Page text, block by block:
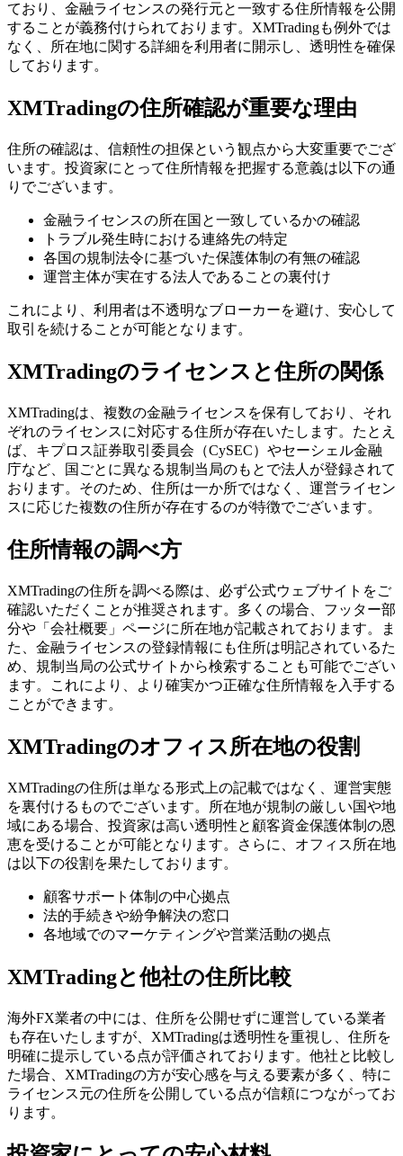
ており、金融ライセンスの発行元と一致する住所情報を公開
することが義務付けられております。XMTradingも例外では
なく、所在地に関する詳細を利用者に開示し、透明性を確保
しております。
XMTradingの住所確認が重要な理由
住所の確認は、信頼性の担保という観点から大変重要でござ
います。投資家にとって住所情報を把握する意義は以下の通
りでございます。
金融ライセンスの所在国と一致しているかの確認
トラブル発生時における連絡先の特定
各国の規制法令に基づいた保護体制の有無の確認
運営主体が実在する法人であることの裏付け
これにより、利用者は不透明なブローカーを避け、安心して
取引を続けることが可能となります。
XMTradingのライセンスと住所の関係
XMTradingは、複数の金融ライセンスを保有しており、それ
ぞれのライセンスに対応する住所が存在いたします。たとえ
ば、キプロス証券取引委員会（CySEC）やセーシェル金融
庁など、国ごとに異なる規制当局のもとで法人が登録されて
おります。そのため、住所は一か所ではなく、運営ライセン
スに応じた複数の住所が存在するのが特徴でございます。
住所情報の調べ方
XMTradingの住所を調べる際は、必ず公式ウェブサイトをご
確認いただくことが推奨されます。多くの場合、フッター部
分や「会社概要」ページに所在地が記載されております。ま
た、金融ライセンスの登録情報にも住所は明記されているた
め、規制当局の公式サイトから検索することも可能でござい
ます。これにより、より確実かつ正確な住所情報を入手する
ことができます。
XMTradingのオフィス所在地の役割
XMTradingの住所は単なる形式上の記載ではなく、運営実態
を裏付けるものでございます。所在地が規制の厳しい国や地
域にある場合、投資家は高い透明性と顧客資金保護体制の恩
恵を受けることが可能となります。さらに、オフィス所在地
は以下の役割を果たしております。
顧客サポート体制の中心拠点
法的手続きや紛争解決の窓口
各地域でのマーケティングや営業活動の拠点
XMTradingと他社の住所比較
海外FX業者の中には、住所を公開せずに運営している業者
も存在いたしますが、XMTradingは透明性を重視し、住所を
明確に提示している点が評価されております。他社と比較し
た場合、XMTradingの方が安心感を与える要素が多く、特に
ライセンス元の住所を公開している点が信頼につながってお
ります。